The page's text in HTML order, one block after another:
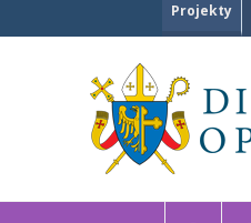
Projekty